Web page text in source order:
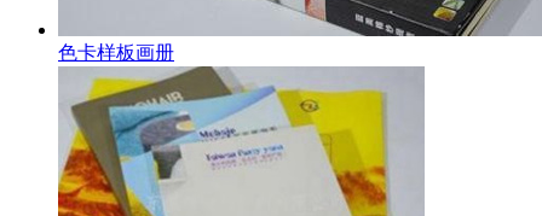
色卡样板画册